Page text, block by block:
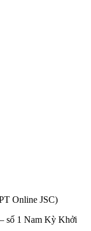
Online JSC)
số 1 Nam Kỳ Khởi